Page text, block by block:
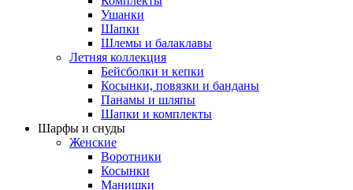
Ушанки
Шапки
Шлемы и балаклавы
Летняя коллекция
Бейсболки и кепки
Косынки, повязки и банданы
Панамы и шляпы
Шапки и комплекты
Шарфы и снуды
Женские
Воротники
Косынки
Манишки